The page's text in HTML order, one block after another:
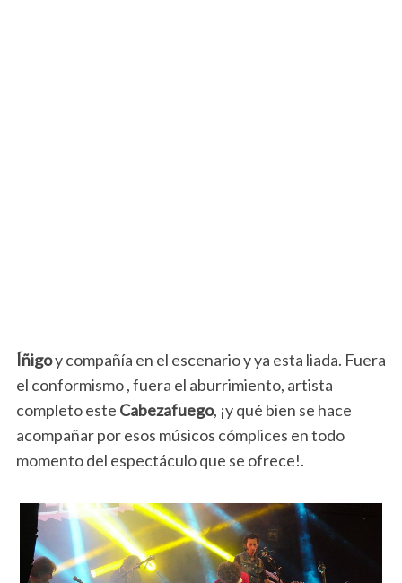
Íñigoy compañía en el escenario y ya esta liada. Fuera
el conformismo , fuera el aburrimiento, artista
completo este Cabezafuego, ¡y qué bien se hace
acompañar por esos músicos cómplices en todo
momento del espectáculo que se ofrece!.